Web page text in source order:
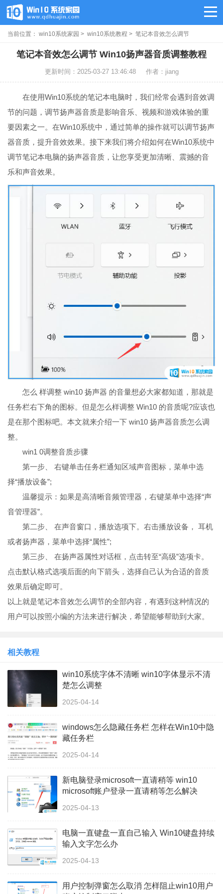
当前位置： win10系统家园 > win10系统教程 > 笔记本音效怎么调节
笔记本音效怎么调节 Win10扬声器音质调整教程
更新时间：2025-03-27 13:46:48 作者：jiang
在使用Win10系统的笔记本电脑时，我们经常会遇到音效调
节的问题，调节扬声器音质是影响音乐、视频和游戏体验的重
要因素之一。在Win10系统中，通过简单的操作就可以调节扬声
器音质，提升音效效果。接下来我们将介绍如何在Win10系统中
调节笔记本电脑的扬声器音质，让您享受更加清晰、震撼的音
乐和声音效果。
怎么 样调整 win10 扬声器 的音量想必大家都知道，那就是
任务栏右下角的图标。但是怎么样调整 Win10 的音质呢?应该也
是在那个图标吧。本文就来介绍一下 win10 扬声器音质怎么调
整。
win1 0调整音质步骤
第一步、 右键单击任务栏通知区域声音图标，菜单中选
择“播放设备”;
温馨提示：如果是高清晰音频管理器，右键菜单中选择“声
音管理器”。
第二步、 在声音窗口，播放选项下。右击播放设备， 耳机
或者扬声器，菜单中选择“属性”;
第三步、 在扬声器属性对话框，点击转至“高级”选项卡。
点击默认格式选项后面的向下箭头，选择自己认为合适的音质
效果后确定即可。
以上就是笔记本音效怎么调节的全部内容，有遇到这种情况的
用户可以按照小编的方法来进行解决，希望能够帮助到大家。
相关教程
win10系统字体不清晰 win10字体显示不清
楚怎么调整
2025-04-14
windows怎么隐藏任务栏 怎样在Win10中隐
藏任务栏
2025-04-14
新电脑登录microsoft一直请稍等 win10
microsoft账户登录一直请稍等怎么解决
2025-04-13
电脑一直键盘一直自己输入 Win10键盘持续
输入文字怎么办
2025-04-13
用户控制弹窗怎么取消 怎样阻止win10用户